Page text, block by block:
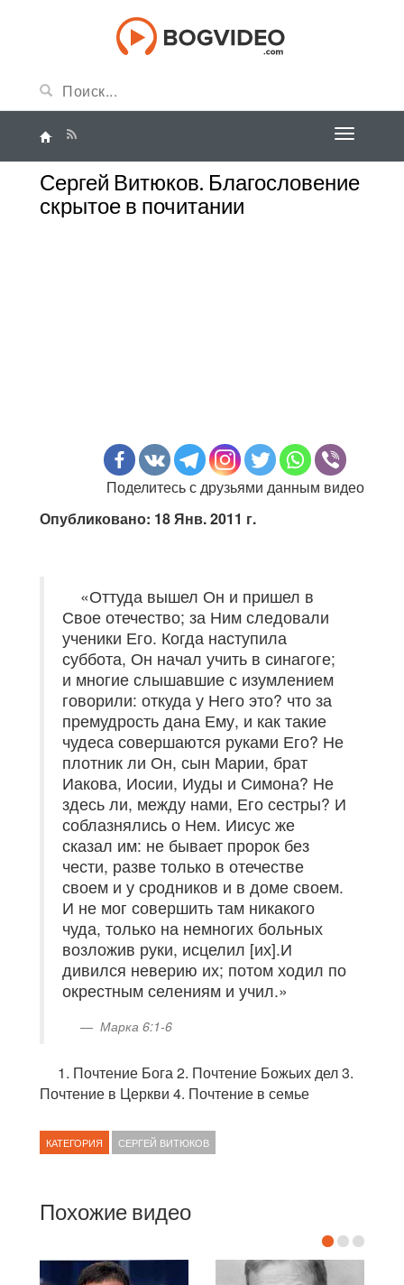
Сергей Витюков. Благословение
скрытое в почитании
Поделитесь с друзьями данным видео
Опубликовано: 18 Янв. 2011 г.
«Оттуда вышел Он и пришел в
Свое отечество; за Ним следовали
ученики Его. Когда наступила
суббота, Он начал учить в синагоге;
и многие слышавшие с изумлением
говорили: откуда у Него это? что за
премудрость дана Ему, и как такие
чудеса совершаются руками Его? Не
плотник ли Он, сын Марии, брат
Иакова, Иосии, Иуды и Симона? Не
здесь ли, между нами, Его сестры? И
соблазнялись о Нем. Иисус же
сказал им: не бывает пророк без
чести, разве только в отечестве
своем и у сродников и в доме своем.
И не мог совершить там никакого
чуда, только на немногих больных
возложив руки, исцелил [их].И
дивился неверию их; потом ходил по
окрестным селениям и учил.»
Марка 6:1-6
1. Почтение Бога 2. Почтение Божьих дел 3.
Почтение в Церкви 4. Почтение в семье
КАТЕГОРИЯ СЕРГЕЙ ВИТЮКОВ
Похожие видео